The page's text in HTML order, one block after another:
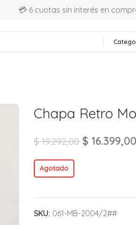
💳 6 cuotas sin interés en
Chapa Retro
$19.292,00 $ 16.399,00
Agotado
SKU: 061-MB-2004/2##